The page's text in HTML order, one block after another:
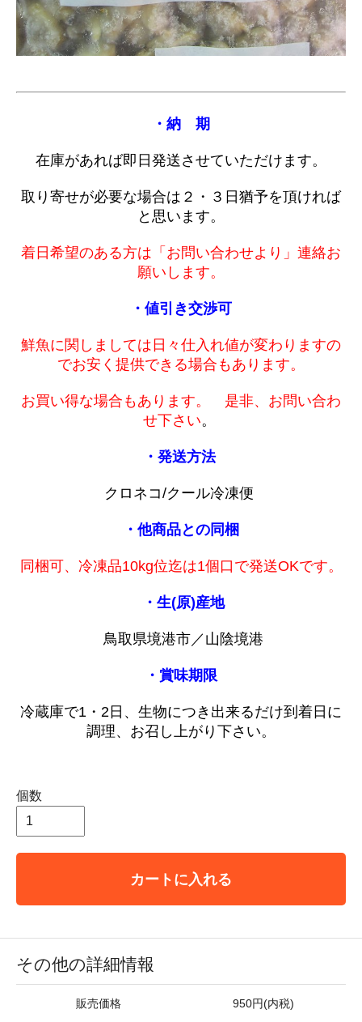
・納 期
在庫があれば即日発送させていただけます。
取り寄せが必要な場合は２・３日猶予を頂ければ
と思います。
着日希望のある方は「お問い合わせより」連絡お
願いします。
・値引き交渉可
鮮魚に関しましては日々仕入れ値が変わりますの
でお安く提供できる場合もあります。
お買い得な場合もあります。 是非、お問い合わ
せ下さい。
・発送方法
クロネコ/クール冷凍便
・他商品との同梱
同梱可、冷凍品10kg位迄は1個口で発送OKです。
・生(原)産地
鳥取県境港市／山陰境港
・賞味期限
冷蔵庫で1・2日、生物につき出来るだけ到着日に
調理、お召し上がり下さい。
個数
カートに入れる
その他の詳細情報
販売価格 950円(内税)